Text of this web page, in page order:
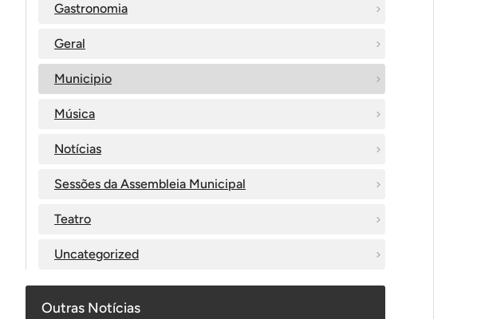
Gastronomia
Geral
Municipio
Música
Notícias
Sessões da Assembleia Municipal
Teatro
Uncategorized
Outras Notícias